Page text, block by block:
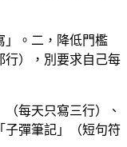
」。二，降低門檻
），別要求自己每
每天只寫三行）、
子彈筆記」（短句符